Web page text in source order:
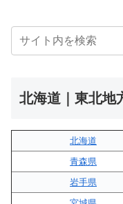
北海道｜東北地
北海道
青森県
岩手県